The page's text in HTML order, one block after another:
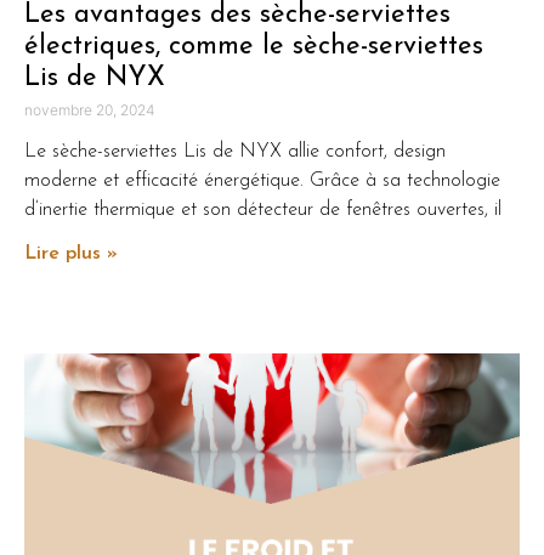
Les avantages des sèche-serviettes
électriques, comme le sèche-serviettes
Lis de NYX
novembre 20, 2024
Le sèche-serviettes Lis de NYX allie confort, design
moderne et efficacité énergétique. Grâce à sa technologie
d’inertie thermique et son détecteur de fenêtres ouvertes, il
Lire plus »